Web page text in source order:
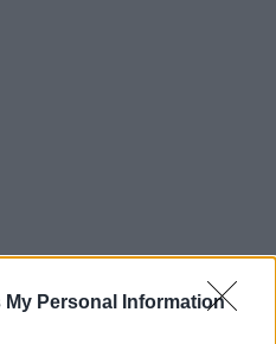
My Personal Information